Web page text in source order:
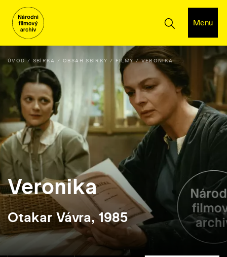
Menu
ÚVOD SBÍRKA OBSAH SBÍRKY FILMY VERONIKA
Veronika
Otakar Vávra, 1985